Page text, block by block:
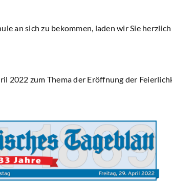
an sich zu bekommen, laden wir Sie
2022 zum Thema der Eröffnung der